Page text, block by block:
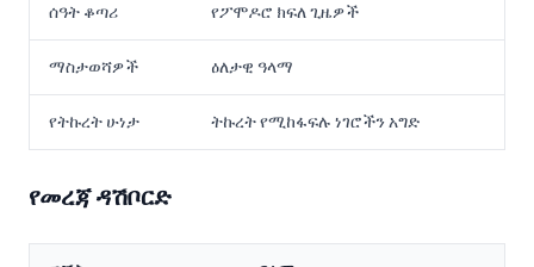
ሰዓት ቆጣሪ የፖሞዶሮ ክፍለ ጊዜዎች
ማስታወሻዎች ዕለታዊ ዓላማ
የትኩረት ሁነታ ትኩረት የሚከፋፍሉ ነገሮችን አግድ
የመረጃ ዳሽቦርድ